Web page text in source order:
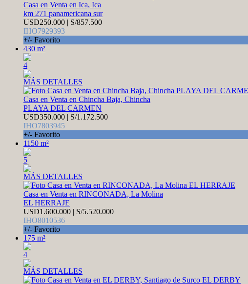
Casa en Venta en Ica, Ica
km 271 panamericana sur
USD250.000 | S/857.500
IHO7929393
+/- Favorito
430 m²
4
MÁS DETALLES
Casa en Venta en Chincha Baja, Chincha
PLAYA DEL CARMEN
USD350.000 | S/1.172.500
IHO7803945
+/- Favorito
1150 m²
5
MÁS DETALLES
Casa en Venta en RINCONADA, La Molina
EL HERRAJE
USD1.600.000 | S/5.520.000
IHO8010536
+/- Favorito
175 m²
4
MÁS DETALLES